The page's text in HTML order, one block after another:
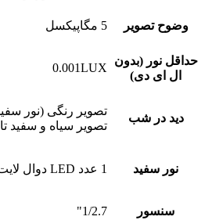
وضوح تصویر 5 مگاپیکسل
حداقل نور (بدون
ال ای دی)
0.001LUX
دید در شب
تصویر سیاه و سفید تا 30 متر
نور سفید 1 عدد LED دوال لایت (دوگانه)
سنسور 1/2.7"